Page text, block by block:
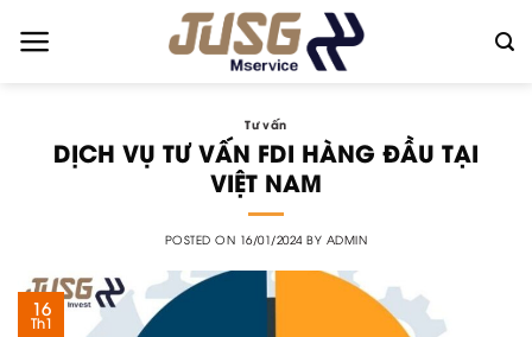
Tư vấn
DỊCH VỤ TƯ VẤN FDI HÀNG ĐẦU TẠI
VIỆT NAM
POSTED ON 16/01/2024BY ADMIN
16
Th1